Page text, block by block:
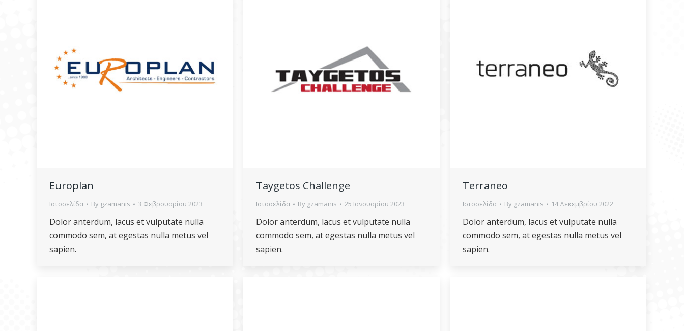
Europlan
Ιστοσελίδα By gzamanis 3 Φεβρουαρίου 2023
Dolor anterdum, lacus et vulputate nulla
commodo sem, at egestas nulla metus vel
sapien.
Taygetos Challenge
Ιστοσελίδα By gzamanis 25 Ιανουαρίου 2023
Dolor anterdum, lacus et vulputate nulla
commodo sem, at egestas nulla metus vel
sapien.
Terraneo
Ιστοσελίδα By gzamanis 14 Δεκεμβρίου 2022
Dolor anterdum, lacus et vulputate nulla
commodo sem, at egestas nulla metus vel
sapien.